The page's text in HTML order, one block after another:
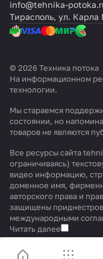
info@tehnika-
Тирасполь, ул. Карла
© 2026 Техника потока
На информационном
технологии.
Мы стараемся
состоянии, но
товаров не являются
Все ресурсы сайта
ограничиваясь)
видео информацию,
доменное имя,
авторского права и
защищены
международными
Читать далее